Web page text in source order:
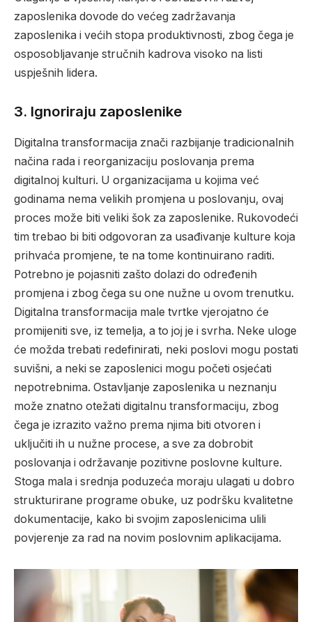
zaposlenika dovode do većeg zadržavanja
zaposlenika i većih stopa produktivnosti, zbog čega je
osposobljavanje stručnih kadrova visoko na listi
uspješnih lidera.
3. Ignoriraju zaposlenike
Digitalna transformacija znači razbijanje tradicionalnih
načina rada i reorganizaciju poslovanja prema
digitalnoj kulturi. U organizacijama u kojima već
godinama nema velikih promjena u poslovanju, ovaj
proces može biti veliki šok za zaposlenike. Rukovodeći
tim trebao bi biti odgovoran za usađivanje kulture koja
prihvaća promjene, te na tome kontinuirano raditi.
Potrebno je pojasniti zašto dolazi do određenih
promjena i zbog čega su one nužne u ovom trenutku.
Digitalna transformacija male tvrtke vjerojatno će
promijeniti sve, iz temelja, a to joj je i svrha. Neke uloge
će možda trebati redefinirati, neki poslovi mogu postati
suvišni, a neki se zaposlenici mogu početi osjećati
nepotrebnima. Ostavljanje zaposlenika u neznanju
može znatno otežati digitalnu transformaciju, zbog
čega je izrazito važno prema njima biti otvoren i
uključiti ih u nužne procese, a sve za dobrobit
poslovanja i održavanje pozitivne poslovne kulture.
Stoga mala i srednja poduzeća moraju ulagati u dobro
strukturirane programe obuke, uz podršku kvalitetne
dokumentacije, kako bi svojim zaposlenicima ulili
povjerenje za rad na novim poslovnim aplikacijama.